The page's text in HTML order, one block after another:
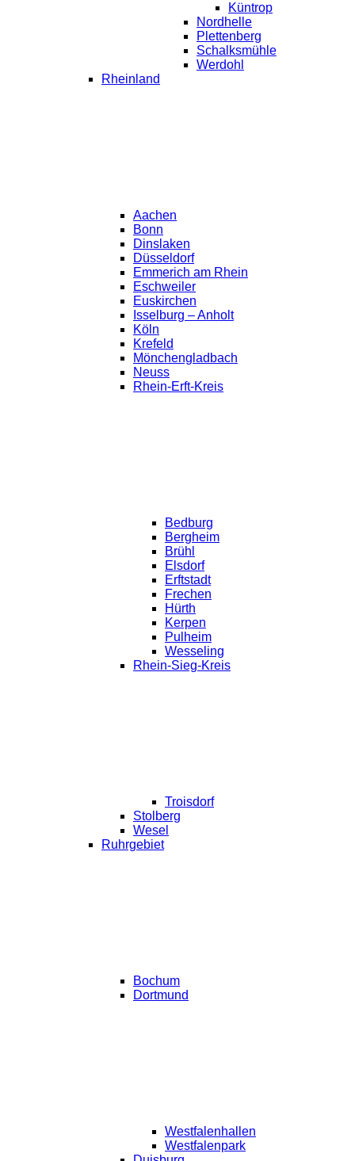
Küntrop
Nordhelle
Plettenberg
Schalksmühle
Werdohl
Rheinland
Aachen
Bonn
Dinslaken
Düsseldorf
Emmerich am Rhein
Eschweiler
Euskirchen
Isselburg – Anholt
Köln
Krefeld
Mönchengladbach
Neuss
Rhein-Erft-Kreis
Bedburg
Bergheim
Brühl
Elsdorf
Erftstadt
Frechen
Hürth
Kerpen
Pulheim
Wesseling
Rhein-Sieg-Kreis
Troisdorf
Stolberg
Wesel
Ruhrgebiet
Bochum
Dortmund
Westfalenhallen
Westfalenpark